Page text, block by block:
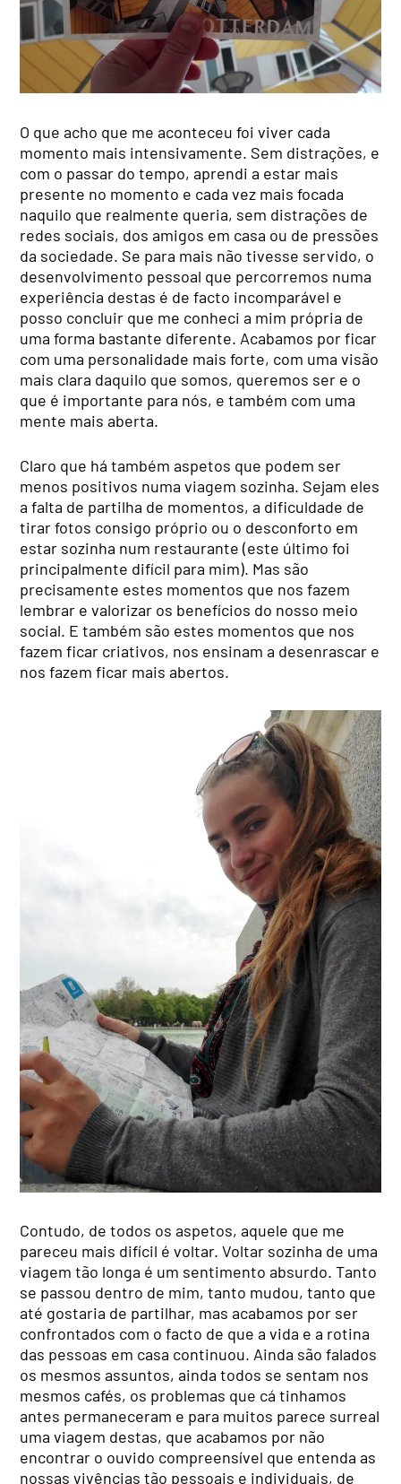
O que acho que me aconteceu foi viver cada
momento mais intensivamente. Sem distrações, e
com o passar do tempo, aprendi a estar mais
presente no momento e cada vez mais focada
naquilo que realmente queria, sem distrações de
redes sociais, dos amigos em casa ou de pressões
da sociedade. Se para mais não tivesse servido, o
desenvolvimento pessoal que percorremos numa
experiência destas é de facto incomparável e
posso concluir que me conheci a mim própria de
uma forma bastante diferente. Acabamos por ficar
com uma personalidade mais forte, com uma visão
mais clara daquilo que somos, queremos ser e o
que é importante para nós, e também com uma
mente mais aberta.
Claro que há também aspetos que podem ser
menos positivos numa viagem sozinha. Sejam eles
a falta de partilha de momentos, a dificuldade de
tirar fotos consigo próprio ou o desconforto em
estar sozinha num restaurante (este último foi
principalmente difícil para mim). Mas são
precisamente estes momentos que nos fazem
lembrar e valorizar os benefícios do nosso meio
social. E também são estes momentos que nos
fazem ficar criativos, nos ensinam a desenrascar e
nos fazem ficar mais abertos.
Contudo, de todos os aspetos, aquele que me
pareceu mais difícil é voltar. Voltar sozinha de uma
viagem tão longa é um sentimento absurdo. Tanto
se passou dentro de mim, tanto mudou, tanto que
até gostaria de partilhar, mas acabamos por ser
confrontados com o facto de que a vida e a rotina
das pessoas em casa continuou. Ainda são falados
os mesmos assuntos, ainda todos se sentam nos
mesmos cafés, os problemas que cá tinhamos
antes permaneceram e para muitos parece surreal
uma viagem destas, que acabamos por não
encontrar o ouvido compreensível que entenda as
nossas vivências tão pessoais e individuais, de